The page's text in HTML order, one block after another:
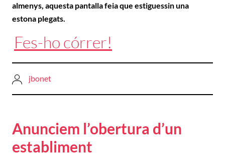
almenys, aquesta pantalla feia que estiguessin una
estona plegats.
Fes-ho córrer!
jbonet
Anunciem l’obertura d’un
establiment